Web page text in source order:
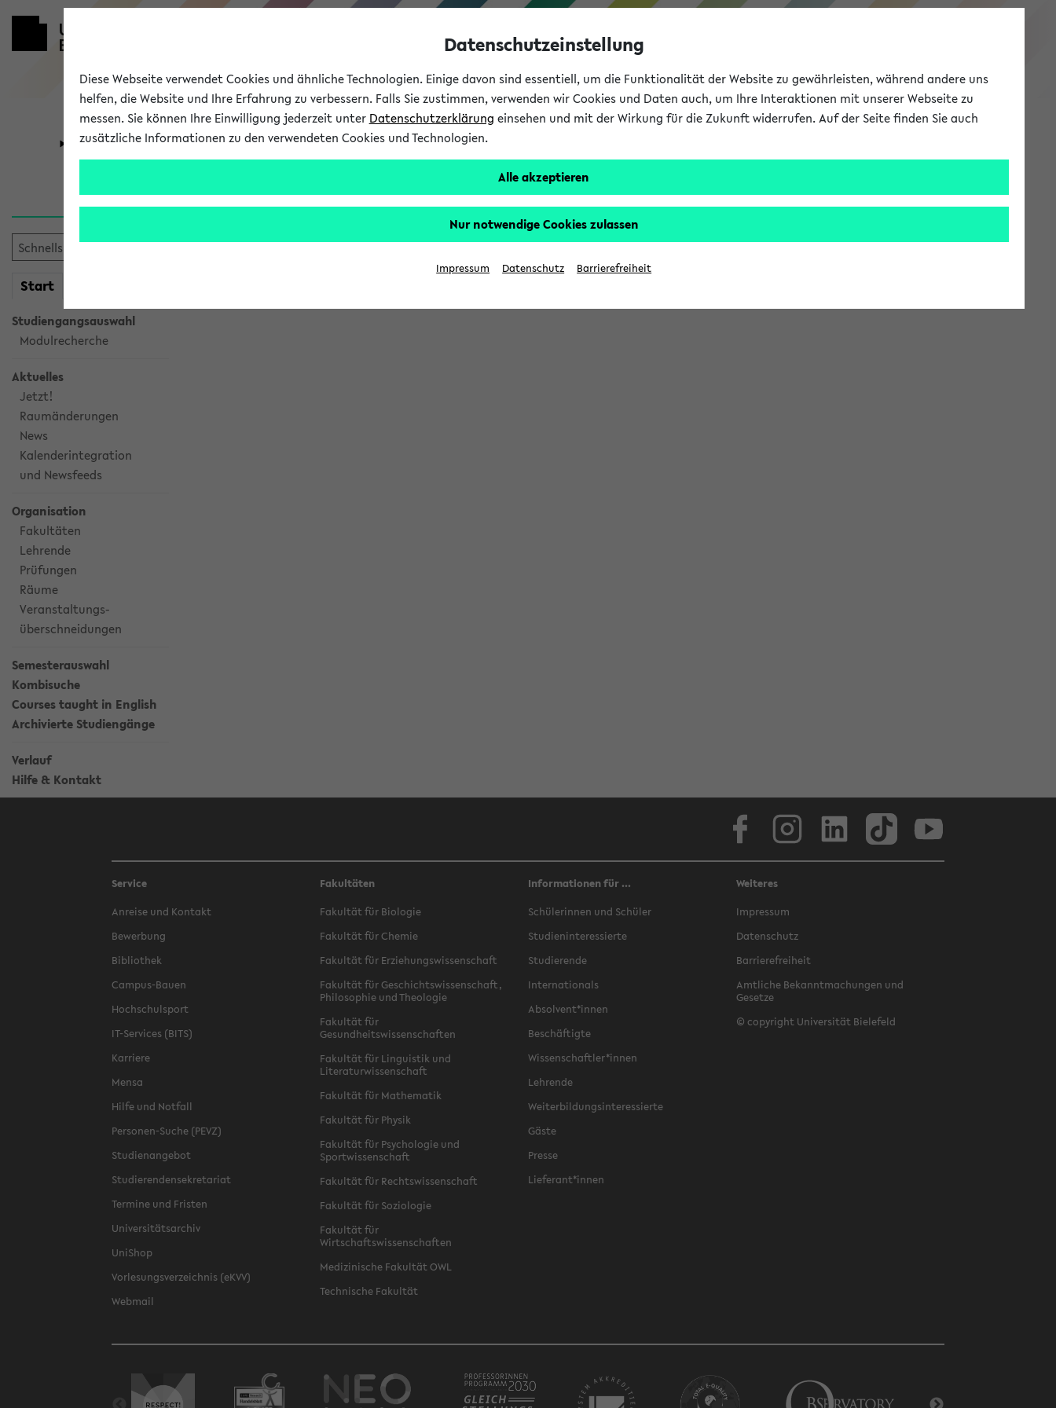
eKVV
Universität Forschung Studium
Start
Studiengangsauswahl
Modulrecherche
Aktuelles
Jetzt!
Raumänderungen
News
Kalenderintegration
und Newsfeeds
Organisation
Fakultäten
Lehrende
Prüfungen
Räume
Veranstaltungs-
überschneidungen
Semesterauswahl
Kombisuche
Courses taught in English
Archivierte Studiengänge
Verlauf
Hilfe & Kontakt
Verlauf
Service
Anreise und Kontakt
Bewerbung
Bibliothek
Campus-Bauen
Hochschulsport
IT-Services (BITS)
Karriere
Mensa
Hilfe und Notfall
Personen-Suche (PEVZ)
Studienangebot
Studierendensekretariat
Termine und Fristen
Universitätsarchiv
UniShop
Vorlesungsverzeichnis (eKVV)
Webmail
Fakultäten
Fakultät für Biologie
Fakultät für Chemie
Fakultät für Erziehungswissenschaft
Fakultät für Geschichtswissenschaft,
Philosophie und Theologie
Fakultät für
Gesundheitswissenschaften
Fakultät für Linguistik und
Literaturwissenschaft
Fakultät für Mathematik
Fakultät für Physik
Fakultät für Psychologie und
Sportwissenschaft
Fakultät für Rechtswissenschaft
Fakultät für Soziologie
Fakultät für
Wirtschaftswissenschaften
Medizinische Fakultät OWL
Technische Fakultät
Informationen für ...
Schülerinnen und Schüler
Studieninteressierte
Studierende
Internationals
Absolvent*innen
Beschäftigte
Wissenschaftler*innen
Lehrende
Weiterbildungsinteressierte
Gäste
Presse
Lieferant*innen
Weiteres
Impressum
Datenschutz
Barrierefreiheit
Amtliche Bekanntmachungen und
Gesetze
© copyright Universität Bielefeld
Datenschutzeinstellung
Diese Webseite verwendet Cookies und ähnliche Technologien. Einige davon sind essentiell, um die Funktionalität der Website zu gewährleisten, während andere uns
helfen, die Website und Ihre Erfahrung zu verbessern. Falls Sie zustimmen, verwenden wir Cookies und Daten auch, um Ihre Interaktionen mit unserer Webseite zu
messen. Sie können Ihre Einwilligung jederzeit unter Datenschutzerklärung einsehen und mit der Wirkung für die Zukunft widerrufen. Auf der Seite finden Sie auch
zusätzliche Informationen zu den verwendeten Cookies und Technologien.
Alle akzeptieren
Nur notwendige Cookies zulassen
Impressum Datenschutz Barrierefreiheit